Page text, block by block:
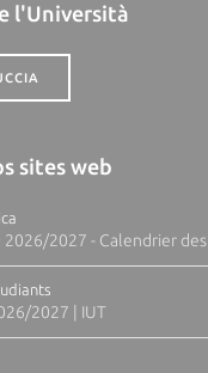
l'Università
sites web
2027 - Calendrier
2027 | IUT